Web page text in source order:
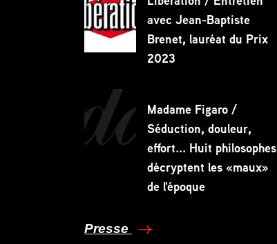
avec Jean-Baptiste
Brenet, lauréat du Prix
2023
Madame Figaro /
Séduction, douleur,
effort... Huit philosophes
décryptent les «maux»
de l'époque
Presse